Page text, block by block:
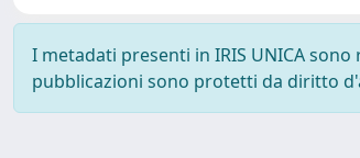
I metadati presenti in IRIS UNICA sono
pubblicazioni sono protetti da diritto